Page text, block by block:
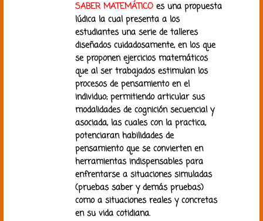
SABER MATEMÁTICO es una propuesta
lúdica la cual presenta a los
estudiantes una serie de talleres
diseñados cuidadosamente, en los que
se proponen ejercicios matemáticos
que al ser trabajados estimulan los
procesos de pensamiento en el
individuo; permitiendo articular sus
modalidades de cognición secuencial y
asociada, las cuales con la practica,
potenciaran habilidades de
pensamiento que se convierten en
herramientas indispensables para
enfrentarse a situaciones simuladas
(pruebas saber y demás pruebas)
como a situaciones reales y concretas
en su vida cotidiana.